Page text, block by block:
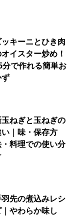
ッキーニとひき肉
イスター炒め！
分で作れる簡単お
ず
玉ねぎと玉ねぎの
い｜味・保存方
・料理での使い分
羽先の煮込みレシ
｜やわらか味し